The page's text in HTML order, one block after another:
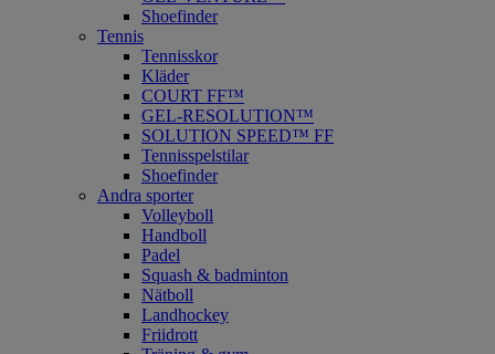
Shoefinder
Tennis
Tennisskor
Kläder
COURT FF™
GEL-RESOLUTION™
SOLUTION SPEED™ FF
Tennisspelstilar
Shoefinder
Andra sporter
Volleyboll
Handboll
Padel
Squash & badminton
Nätboll
Landhockey
Friidrott